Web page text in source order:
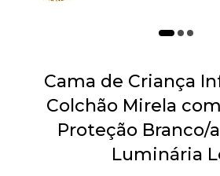
Cama de Criança
Colchão Mirela
Proteção Branco/
Luminária